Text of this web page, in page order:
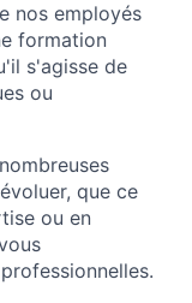
nos employés
formation
s'agisse de
ou
que ce
ou en